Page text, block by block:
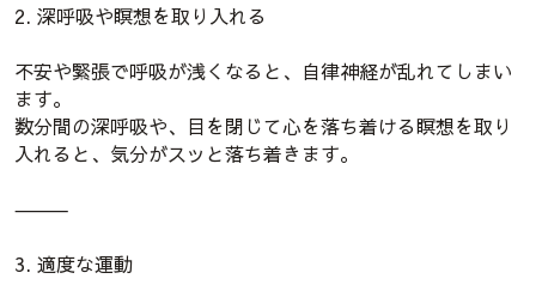
2. 深呼吸や瞑想を取り入れる
不安や緊張で呼吸が浅くなると、自律神経が乱れてしまい
ます。
数分間の深呼吸や、目を閉じて心を落ち着ける瞑想を取り
入れると、気分がスッと落ち着きます。
⸻
3. 適度な運動